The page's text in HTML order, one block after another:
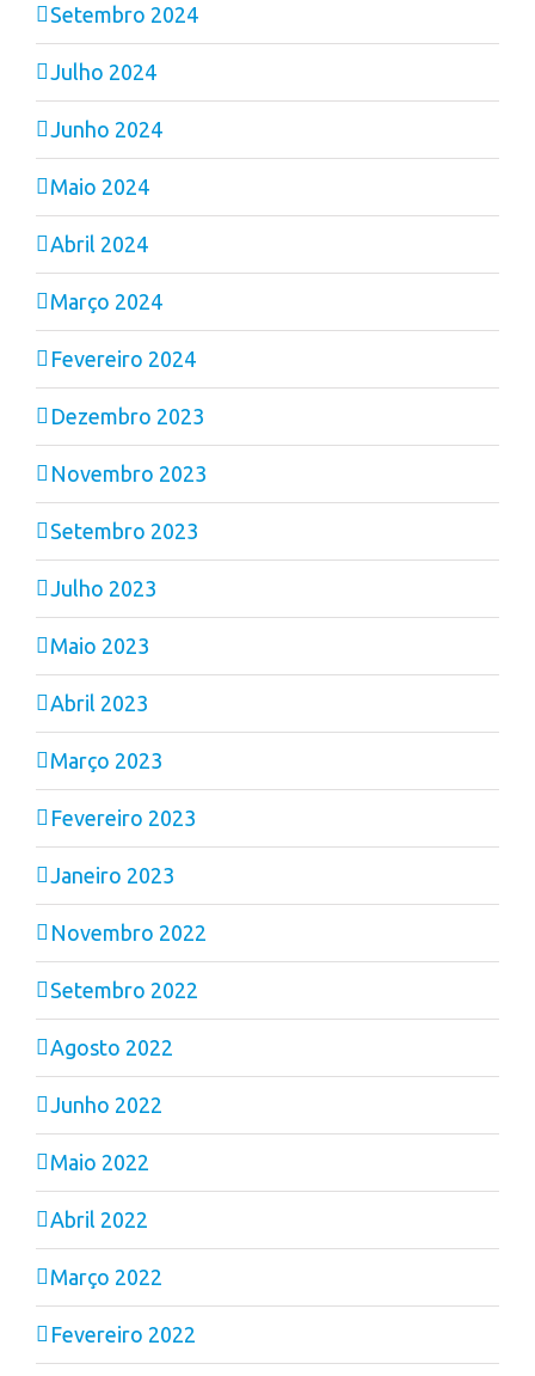
Setembro 2024
Julho 2024
Junho 2024
Maio 2024
Abril 2024
Março 2024
Fevereiro 2024
Dezembro 2023
Novembro 2023
Setembro 2023
Julho 2023
Maio 2023
Abril 2023
Março 2023
Fevereiro 2023
Janeiro 2023
Novembro 2022
Setembro 2022
Agosto 2022
Junho 2022
Maio 2022
Abril 2022
Março 2022
Fevereiro 2022